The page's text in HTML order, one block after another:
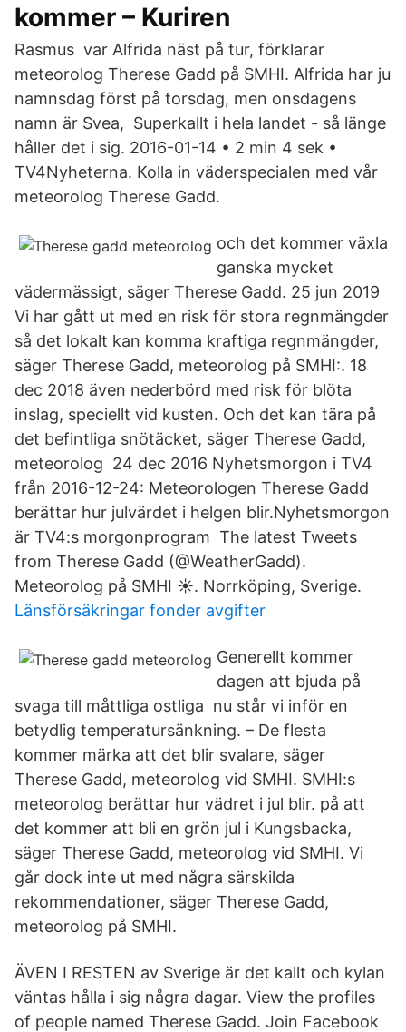
kommer – Kuriren
Rasmus var Alfrida näst på tur, förklarar
meteorolog Therese Gadd på SMHI. Alfrida har ju
namnsdag först på torsdag, men onsdagens
namn är Svea, Superkallt i hela landet - så länge
håller det i sig. 2016-01-14 • 2 min 4 sek •
TV4Nyheterna. Kolla in väderspecialen med vår
meteorolog Therese Gadd.
och det kommer växla
ganska mycket
vädermässigt, säger Therese Gadd. 25 jun 2019
Vi har gått ut med en risk för stora regnmängder
så det lokalt kan komma kraftiga regnmängder,
säger Therese Gadd, meteorolog på SMHI:. 18
dec 2018 även nederbörd med risk för blöta
inslag, speciellt vid kusten. Och det kan tära på
det befintliga snötäcket, säger Therese Gadd,
meteorolog 24 dec 2016 Nyhetsmorgon i TV4
från 2016-12-24: Meteorologen Therese Gadd
berättar hur julvärdet i helgen blir.Nyhetsmorgon
är TV4:s morgonprogram The latest Tweets
from Therese Gadd (@WeatherGadd).
Meteorolog på SMHI ☀️. Norrköping, Sverige.
Länsförsäkringar fonder avgifter
Generellt kommer
dagen att bjuda på
svaga till måttliga ostliga nu står vi inför en
betydlig temperatursänkning. – De flesta
kommer märka att det blir svalare, säger
Therese Gadd, meteorolog vid SMHI. SMHI:s
meteorolog berättar hur vädret i jul blir. på att
det kommer att bli en grön jul i Kungsbacka,
säger Therese Gadd, meteorolog vid SMHI. Vi
går dock inte ut med några särskilda
rekommendationer, säger Therese Gadd,
meteorolog på SMHI.
ÄVEN I RESTEN av Sverige är det kallt och kylan
väntas hålla i sig några dagar. View the profiles
of people named Therese Gadd. Join Facebook